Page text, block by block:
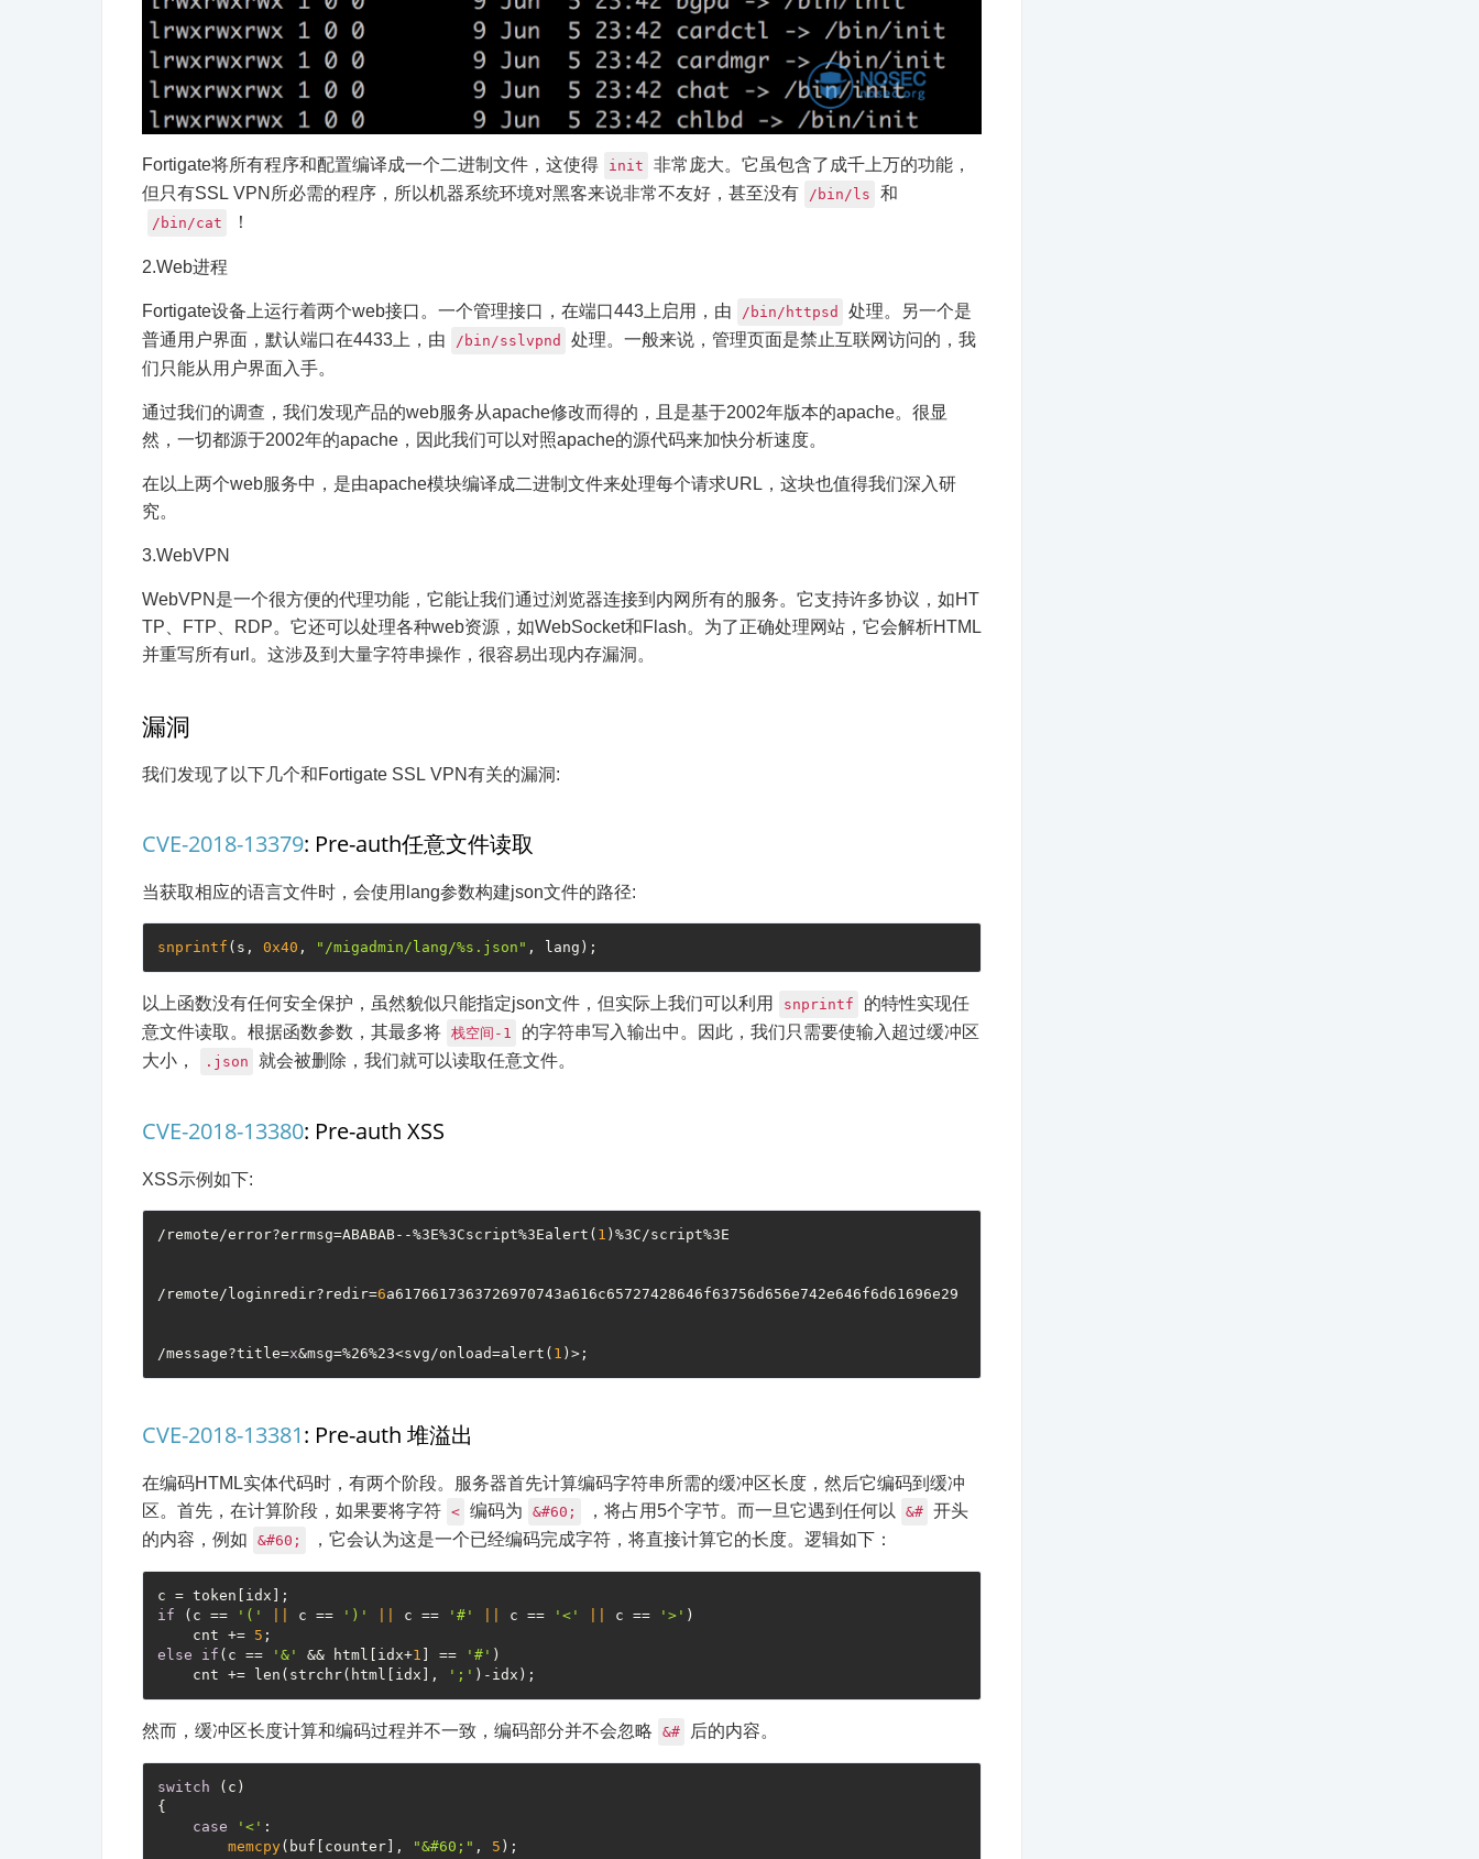
Fortigate将所有程序和配置编译成一个二进制文件，这使得 init
非常庞大。它虽包含了成千上万的功能，
但只有SSL VPN所必需的程序，所以机器系统环境对黑客来说非常不友好，甚至没有
/bin/ls 和
/bin/cat ！
2.Web进程
Fortigate设备上运行着两个web接口。一个管理接口，在端口443上启用，由 /bin/httpsd
处理。另一个是
普通用户界面，默认端口在4433上，由
/bin/sslvpnd
处理。一般来说，管理页面是禁止互联网访问的，我
们只能从用户界面入手。
通过我们的调查，我们发现产品的web服务从apache修改而得的，且是基于2002年版本的apache。很显
然，一切都源于2002年的apache，因此我们可以对照apache的源代码来加快分析速度。
在以上两个web服务中，是由apache模块编译成二进制文件来处理每个请求URL，这块也值得我们深入研
究。
3.WebVPN
WebVPN是一个很方便的代理功能，它能让我们通过浏览器连接到内网所有的服务。它支持许多协议，如HT
TP、FTP、RDP。它还可以处理各种web资源，如WebSocket和Flash。为了正确处理网站，它会解析HTML
并重写所有url。这涉及到大量字符串操作，很容易出现内存漏洞。
漏洞
我们发现了以下几个和Fortigate SSL VPN有关的漏洞:
CVE-2018-13379: Pre-auth任意文件读取
当获取相应的语言文件时，会使用lang参数构建json文件的路径:
snprintf (s, 0x40 , "/migadmin/lang/%s.json"
以上函数没有任何安全保护，虽然貌似只能指定json文件，但实际上我们可以利用 snprintf
的特性实现任
意文件读取。根据函数参数，其最多将 栈空间-1
的字符串写入输出中。因此，我们只需要使输入超过缓冲区
大小，
.json 就会被删除，我们就可以读取任意文件。
CVE-2018-13380: Pre-auth XSS
XSS示例如下:
/remote/error?errmsg=ABABAB--%3E%3Cscript%3Ealert( 1 )%3C/script%3E
/remote/loginredir?redir=6a6176617363726970743a616c65727428646f63756d656e742e646f6d61696e29
/message?title=x&msg=%26%23<svg/onload=alert( 1
CVE-2018-13381: Pre-auth 堆溢出
在编码HTML实体代码时，有两个阶段。服务器首先计算编码字符串所需的缓冲区长度，然后它编码到缓冲
区。首先，在计算阶段，如果要将字符 < 编码为 &#60; ，将占用5个字节。而一旦它遇到任何以 &# 开头
的内容，例如
&#60; ，它会认为这是一个已经编码完成字符，将直接计算它的长度。逻辑如下：
if (c == '(' c == ')' c == '#' c == '<' c == '>' )
    cnt +=
5
else
if (c == '&' && html[idx+1 ] == '#' )
    cnt += len(strchr(html[idx],
';'
然而，缓冲区长度计算和编码过程并不一致，编码部分并不会忽略 &# 后的内容。
switch (c)
{
case
'<' :
memcpy(buf[counter], "&#60;" , 5 );